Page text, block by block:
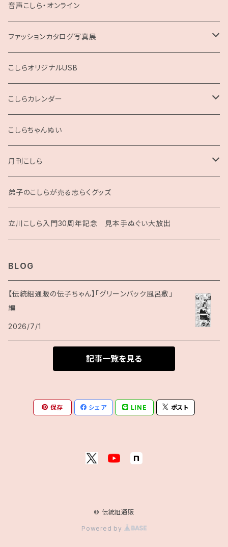
お題回答Tシャツ
音声こしら・オンライン
ファッションカタログ写真展
展示用A4サイズ
2L版
こしらオリジナルUSB
こしらカレンダー
2025
こしらちゃんぬい
月刊こしら
月刊こしら用ファイル
月刊こしらバックナンバーセット（紙版）
弟子のこしらが売る志らくグッズ
立川こしら入門30周年記念 見本手ぬぐい大放出
BLOG
【伝統組通販の伝子ちゃん】「グリーンバック風呂敷」
編
2026/7/1
記事一覧を見る
保存 シェア LINE ポスト
© 伝統組通販
Powered by